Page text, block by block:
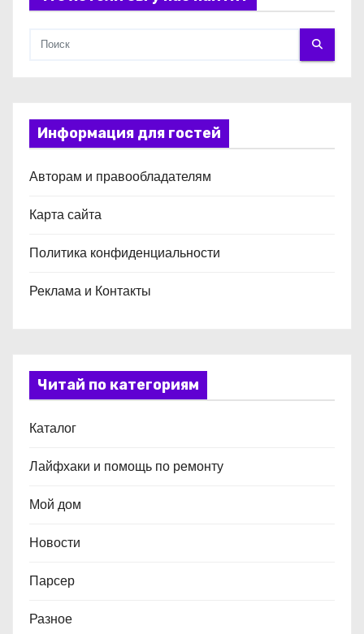
м
Информация для гостей
Авторам и правообладателям
Карта сайта
Политика конфиденциальности
Реклама и Контакты
Читай по категориям
Каталог
Лайфхаки и помощь по ремонту
Мой дом
Новости
Парсер
Разное